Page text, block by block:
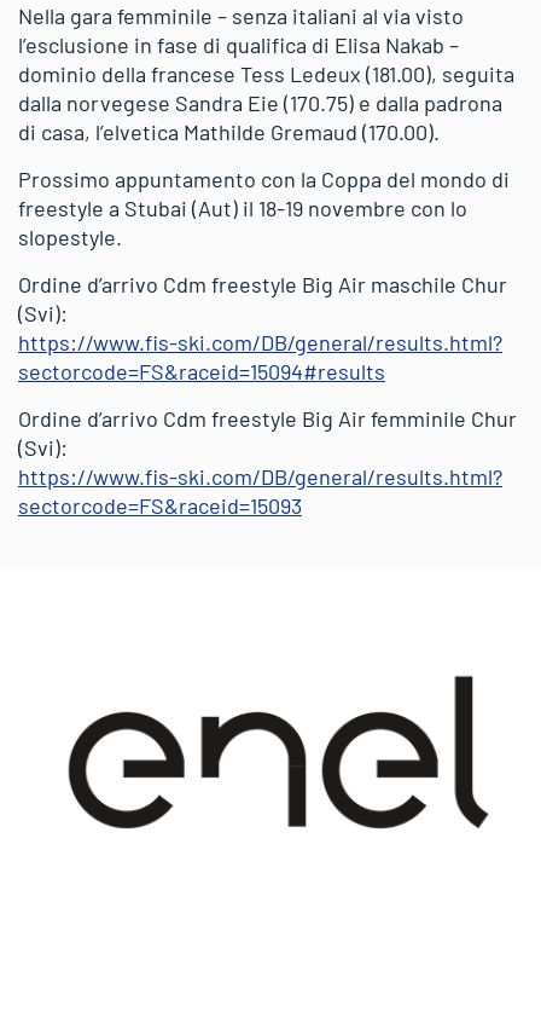
Nella gara femminile – senza italiani al via visto
l’esclusione in fase di qualifica di Elisa Nakab –
dominio della francese Tess Ledeux (181.00), seguita
dalla norvegese Sandra Eie (170.75) e dalla padrona
di casa, l’elvetica Mathilde Gremaud (170.00).
Prossimo appuntamento con la Coppa del mondo di
freestyle a Stubai (Aut) il 18-19 novembre con lo
slopestyle.
Ordine d’arrivo Cdm freestyle Big Air maschile Chur
(Svi):
https://www.fis-ski.com/DB/general/results.html?
sectorcode=FS&raceid=15094#results
Ordine d’arrivo Cdm freestyle Big Air femminile Chur
(Svi):
https://www.fis-ski.com/DB/general/results.html?
sectorcode=FS&raceid=15093